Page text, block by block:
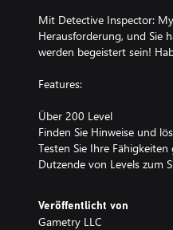
Mit Detective Inspector:
Herausforderung, und Sie
werden begeistert sein!
Features:
Über 200 Level
Finden Sie Hinweise und
Testen Sie Ihre
Dutzende von Levels zum
Veröffentlicht von
Gametry LLC